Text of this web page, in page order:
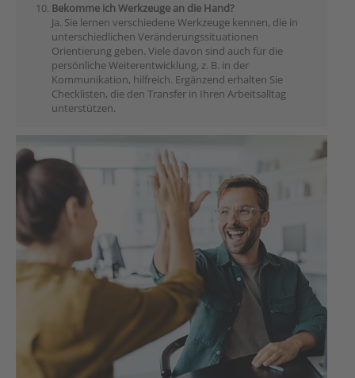
Bekomme ich Werkzeuge an die Hand?
Ja. Sie lernen verschiedene Werkzeuge kennen, die in
unterschiedlichen Veränderungssituationen
Orientierung geben. Viele davon sind auch für die
persönliche Weiterentwicklung, z. B. in der
Kommunikation, hilfreich. Ergänzend erhalten Sie
Checklisten, die den Transfer in Ihren Arbeitsalltag
unterstützen.